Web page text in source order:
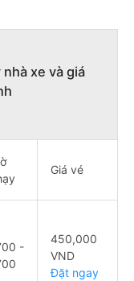
xe và giá
Giá vé
-
450,000
VND
Đặt ngay